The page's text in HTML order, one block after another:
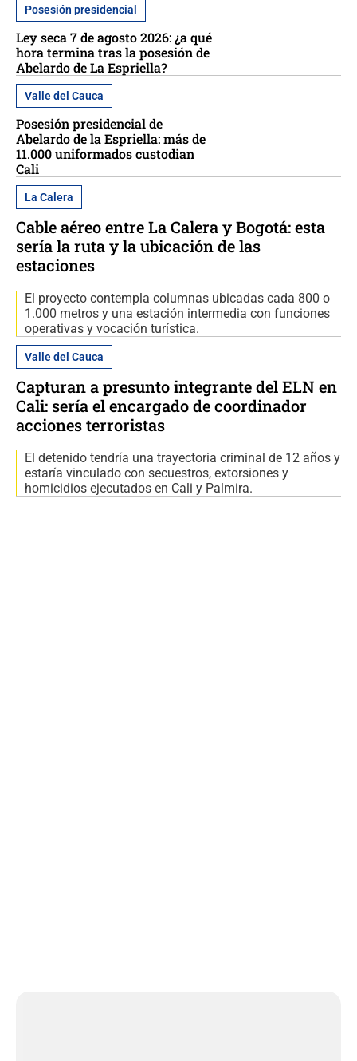
Posesión presidencial
Ley seca 7 de agosto 2026: ¿a qué
hora termina tras la posesión de
Abelardo de La Espriella?
Valle del Cauca
Posesión presidencial de
Abelardo de la Espriella: más de
11.000 uniformados custodian
Cali
La Calera
Cable aéreo entre La Calera y Bogotá: esta
sería la ruta y la ubicación de las
estaciones
El proyecto contempla columnas ubicadas cada 800 o
1.000 metros y una estación intermedia con funciones
operativas y vocación turística.
Valle del Cauca
Capturan a presunto integrante del ELN en
Cali: sería el encargado de coordinador
acciones terroristas
El detenido tendría una trayectoria criminal de 12 años y
estaría vinculado con secuestros, extorsiones y
homicidios ejecutados en Cali y Palmira.